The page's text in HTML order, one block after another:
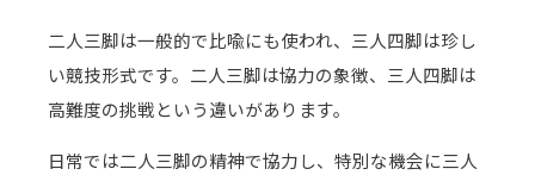
二人三脚は一般的で比喩にも使われ、三人四脚は珍し
い競技形式です。二人三脚は協力の象徴、三人四脚は
高難度の挑戦という違いがあります。
日常では二人三脚の精神で協力し、特別な機会に三人